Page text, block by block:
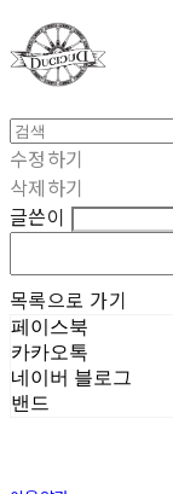
수정하기
삭제하기
글쓴이
목록으로 가기
페이스북
카카오톡
네이버 블로그
밴드